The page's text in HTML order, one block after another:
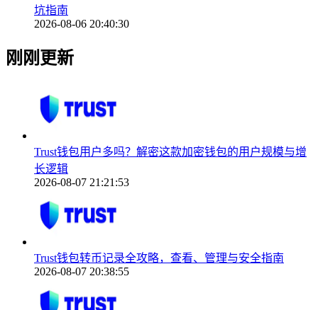
坑指南
2026-08-06 20:40:30
刚刚更新
Trust钱包用户多吗？解密这款加密钱包的用户规模与增
长逻辑
2026-08-07 21:21:53
Trust钱包转币记录全攻略，查看、管理与安全指南
2026-08-07 20:38:55